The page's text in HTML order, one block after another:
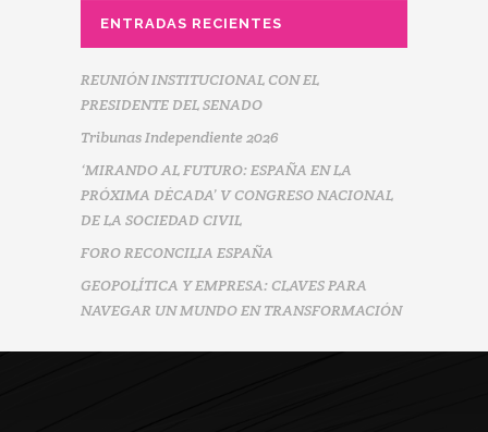
ENTRADAS RECIENTES
REUNIÓN INSTITUCIONAL CON EL
PRESIDENTE DEL SENADO
Tribunas Independiente 2026
‘MIRANDO AL FUTURO: ESPAÑA EN LA
PRÓXIMA DÉCADA’ V CONGRESO NACIONAL
DE LA SOCIEDAD CIVIL
FORO RECONCILIA ESPAÑA
GEOPOLÍTICA Y EMPRESA: CLAVES PARA
NAVEGAR UN MUNDO EN TRANSFORMACIÓN